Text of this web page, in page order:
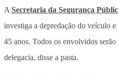
ASecretaria da Segurança
investiga a depredação do veículo
45 anos. Todos os envolvidos
delegacia, disse a pasta.